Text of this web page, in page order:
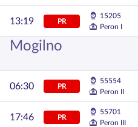
13:19 PR
15205
Peron I
Mogilno
06:30 PR
55554
Peron II
17:46 PR
55701
Peron III